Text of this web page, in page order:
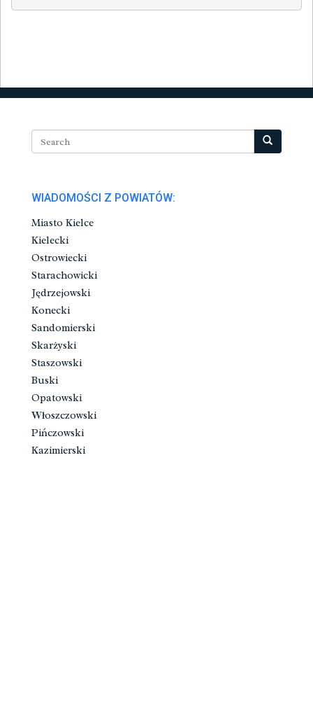
WIADOMOŚCI Z POWIATÓW:
Miasto Kielce
Kielecki
Ostrowiecki
Starachowicki
Jędrzejowski
Konecki
Sandomierski
Skarżyski
Staszowski
Buski
Opatowski
Włoszczowski
Pińczowski
Kazimierski